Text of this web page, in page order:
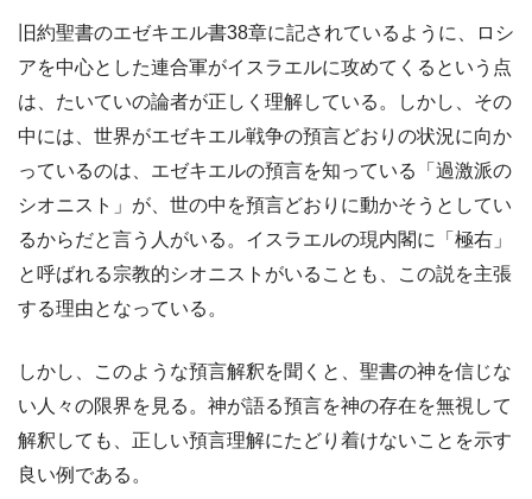
旧約聖書のエゼキエル書38章に記されているように、ロシ
アを中心とした連合軍がイスラエルに攻めてくるという点
は、たいていの論者が正しく理解している。しかし、その
中には、世界がエゼキエル戦争の預言どおりの状況に向か
っているのは、エゼキエルの預言を知っている「過激派の
シオニスト」が、世の中を預言どおりに動かそうとしてい
るからだと言う人がいる。イスラエルの現内閣に「極右」
と呼ばれる宗教的シオニストがいることも、この説を主張
する理由となっている。
しかし、このような預言解釈を聞くと、聖書の神を信じな
い人々の限界を見る。神が語る預言を神の存在を無視して
解釈しても、正しい預言理解にたどり着けないことを示す
良い例である。